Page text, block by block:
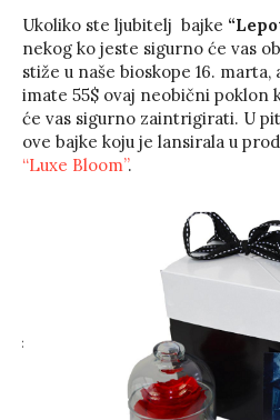
Ukoliko ste ljubitelj bajke
nekog ko jeste sigurno će vas
stiže u naše bioskope 16. marta,
imate 55$ ovaj neobični poklon
će vas sigurno zaintrigirati. U
ove bajke koju je lansirala u
“Luxe Bloom”.